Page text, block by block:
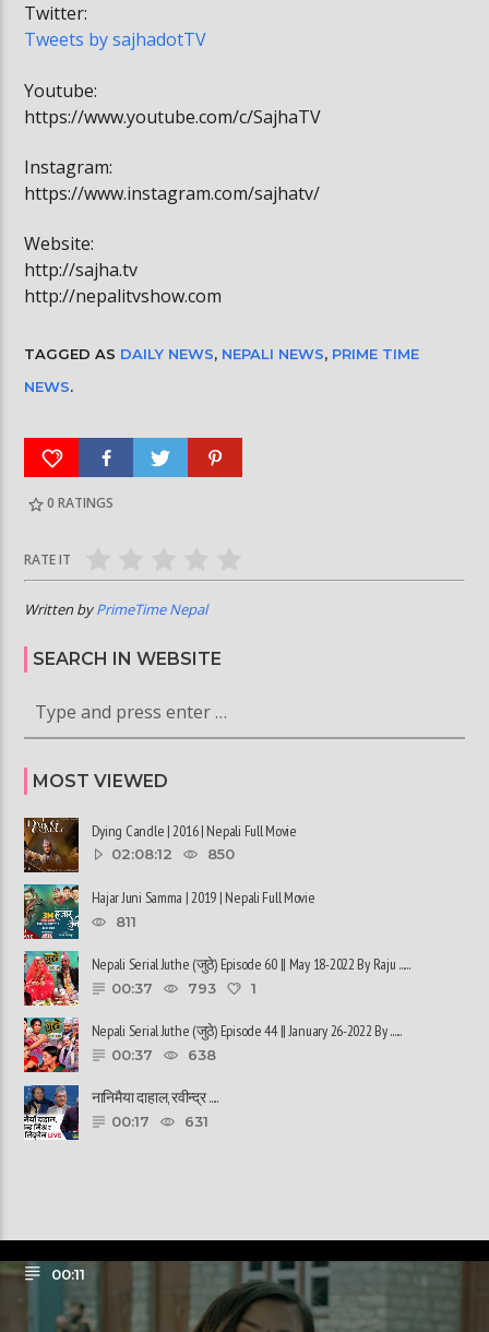
Twitter:
Tweets by sajhadotTV
Youtube:
https://www.youtube.com/c/SajhaTV
Instagram:
https://www.instagram.com/sajhatv/
Website:
http://sajha.tv
http://nepalitvshow.com
TAGGED AS DAILY NEWS, NEPALI NEWS, PRIME TIME
NEWS.
0 RATINGS
RATE IT
Written byPrimeTime Nepal
SEARCH IN WEBSITE
MOST VIEWED
Dying Candle | 2016 | Nepali Full Movie
02:08:12 850
Hajar Juni Samma | 2019 | Nepali Full Movie
811
Nepali Serial Juthe (जुठे) Episode 60 || May 18-2022 By Raju ......
00:37 793 1
Nepali Serial Juthe (जुठे) Episode 44 || January 26-2022 By ......
00:37 638
नानिमैया दाहाल, रवीन्द्र ......
00:17 631
00:11